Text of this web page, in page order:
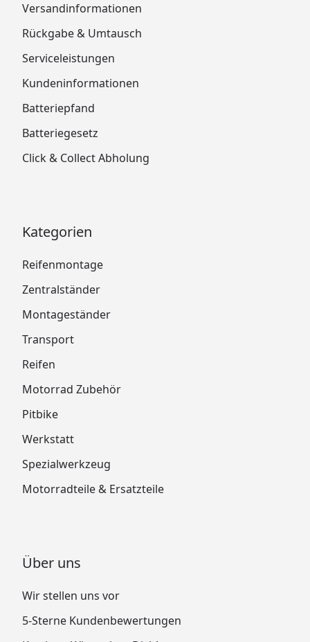
Versandinformationen
Rückgabe & Umtausch
Serviceleistungen
Kundeninformationen
Batteriepfand
Batteriegesetz
Click & Collect Abholung
Kategorien
Reifenmontage
Zentralständer
Montageständer
Transport
Reifen
Motorrad Zubehör
Pitbike
Werkstatt
Spezialwerkzeug
Motorradteile & Ersatzteile
Über uns
Wir stellen uns vor
5-Sterne Kundenbewertungen